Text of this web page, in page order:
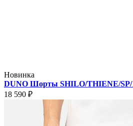
Новинка
DUNO Шорты SHILO/THIENE/SP/
18 590 ₽